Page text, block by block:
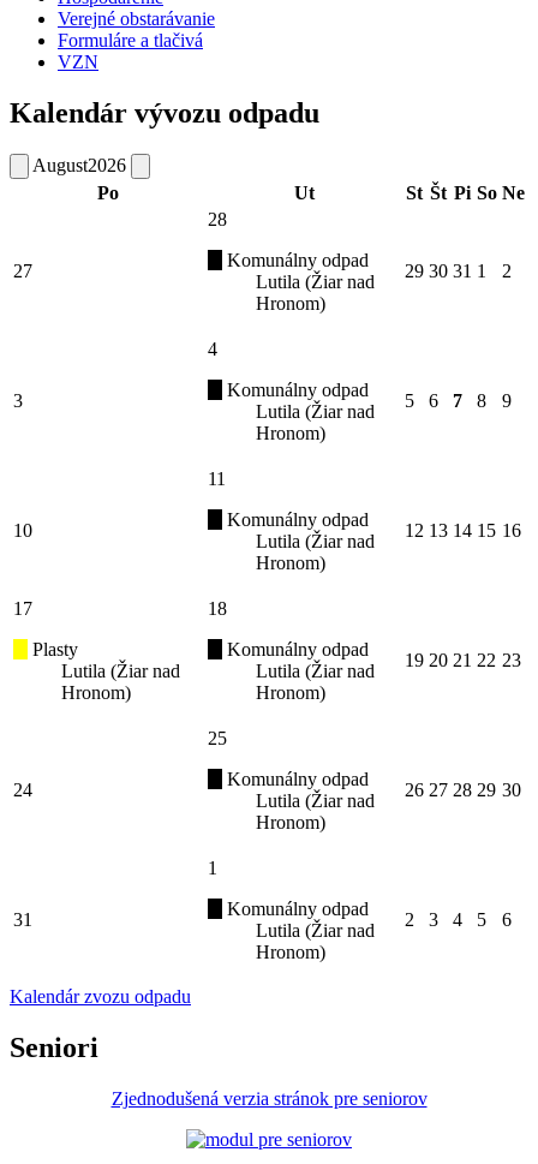
Verejné obstarávanie
Formuláre a tlačivá
VZN
Kalendár vývozu odpadu
August2026
Po
Ut St Št Pi So Ne
27
28
Komunálny odpad
Lutila (Žiar nad
Hronom)
29 30 31 1 2
3
4
Komunálny odpad
Lutila (Žiar nad
Hronom)
5 6 7 8 9
10
11
Komunálny odpad
Lutila (Žiar nad
Hronom)
12 13 14 15 16
17
Plasty
Lutila (Žiar nad
Hronom)
18
Komunálny odpad
Lutila (Žiar nad
Hronom)
19 20 21 22 23
24
25
Komunálny odpad
Lutila (Žiar nad
Hronom)
26 27 28 29 30
31
1
Komunálny odpad
Lutila (Žiar nad
Hronom)
2 3 4 5 6
Kalendár zvozu odpadu
Seniori
Zjednodušená verzia stránok pre seniorov